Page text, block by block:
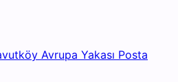
Avrupa Yakası Posta